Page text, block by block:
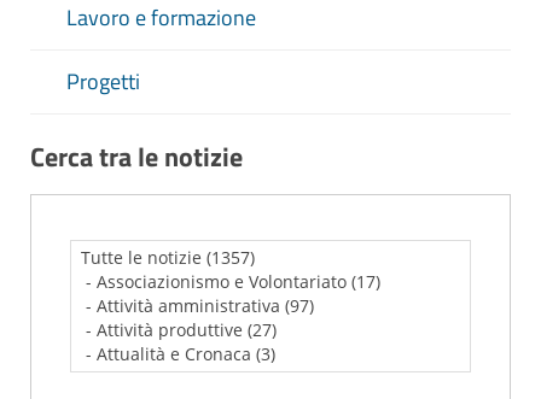
Lavoro e formazione
Progetti
Cerca tra le notizie